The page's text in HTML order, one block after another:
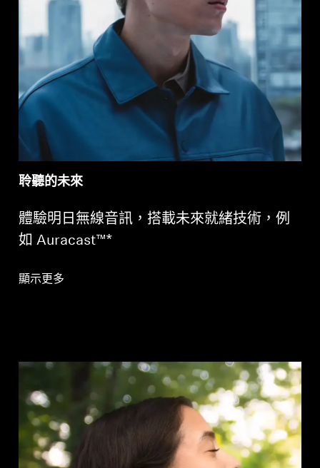
聆聽的未來
體驗明日無線音訊，搭載未來就緒技術，例
如 Auracast™*
顯示更多